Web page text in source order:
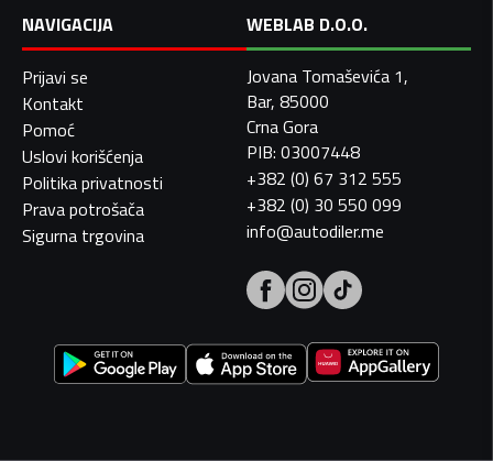
NAVIGACIJA
Prijavi se
Kontakt
Pomoć
Uslovi korišćenja
Politika privatnosti
Prava potrošača
Sigurna trgovina
WEBLAB D.O.O.
Jovana Tomaševića 1,
Bar, 85000
Crna Gora
PIB: 03007448
+382 (0) 67 312 555
+382 (0) 30 550 099
info@autodiler.me